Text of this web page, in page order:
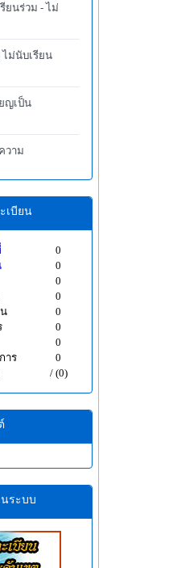
ยนร่วม - ไม่
ม่นับเรียน
ญเป็น
วาม
เบียน
0
0
0
0
0
0
0
าร
0
/ (0)
ระบบ